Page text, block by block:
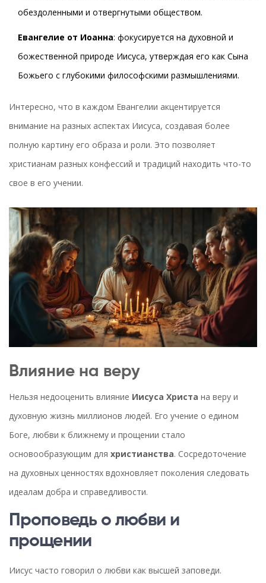
обездоленными и отвергнутыми обществом.
Евангелие от Иоанна: фокусируется на духовной и
божественной природе Иисуса, утверждая его как Сына
Божьего с глубокими философскими размышлениями.
Интересно, что в каждом Евангелии акцентируется
внимание на разных аспектах Иисуса, создавая более
полную картину его образа и роли. Это позволяет
христианам разных конфессий и традиций находить что-то
свое в его учении.
Влияние на веру
Нельзя недооценить влияние Иисуса Христа на веру и
духовную жизнь миллионов людей. Его учение о едином
Боге, любви к ближнему и прощении стало
основообразующим для христианства. Сосредоточение
на духовных ценностях вдохновляет поколения следовать
идеалам добра и справедливости.
Проповедь о любви и
прощении
Иисус часто говорил о любви как высшей заповеди.